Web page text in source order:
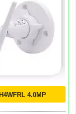
4.0MP